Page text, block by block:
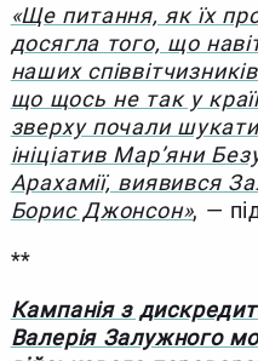
«Ще питання, як їх
досягла того, що
наших
що щось не так у
зверху почали
ініціатив Мар’яни
Арахамії, виявився
Борис Джонсон», —
**
Кампанія з
Валерія Залужного